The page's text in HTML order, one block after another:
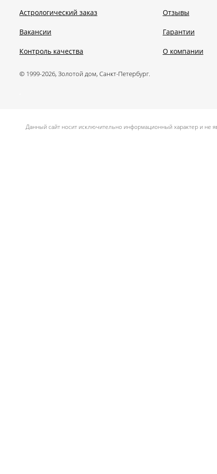
Астрологический заказ
Вакансии
Контроль качества
Отзывы
Гарантии
О компании
© 1999-2026, Золотой дом, Санкт-Петербург.
Данный сайт носит исключительно информационный характер и не